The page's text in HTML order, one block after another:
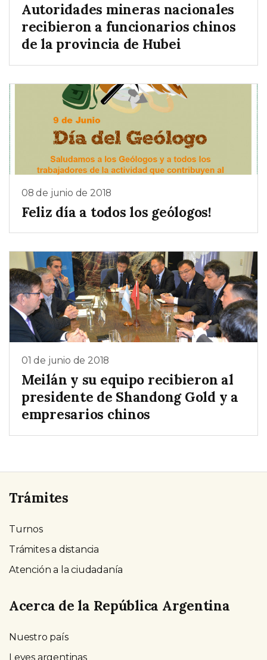
Autoridades mineras nacionales
recibieron a funcionarios chinos
de la provincia de Hubei
08 de junio de 2018
Feliz día a todos los geólogos!
01 de junio de 2018
Meilán y su equipo recibieron al
presidente de Shandong Gold y a
empresarios chinos
Trámites
Turnos
Trámites a distancia
Atención a la ciudadanía
Acerca de la República Argentina
Nuestro país
Leyes argentinas